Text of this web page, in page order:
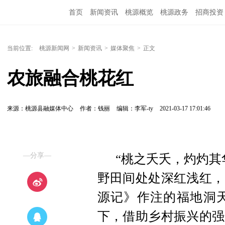
首页 新闻资讯 桃源概览 桃源政务 招商投资
当前位置: 桃源新闻网 > 新闻资讯 > 媒体聚焦 > 正文
农旅融合桃花红
来源：桃源县融媒体中心 作者：钱丽 编辑：李军-ty 2021-03-17 17:01:46
—分享—
“桃之夭夭，灼灼
野田间处处深红浅红
源记》作注的福地洞
下，借助乡村振兴的